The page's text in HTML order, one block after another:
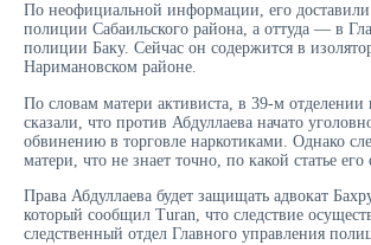
По неофициальной информации, его доставили
полиции Сабаильского района, а оттуда — в
полиции Баку. Сейчас он содержится в
Наримановском районе.
По словам матери активиста, в 39-м
сказали, что против Абдуллаева начато
обвинению в торговле наркотиками. Однако
матери, что не знает точно, по какой статье его
Права Абдуллаева будет защищать адвокат
который сообщил Turan, что следствие
следственный отдел Главного управления